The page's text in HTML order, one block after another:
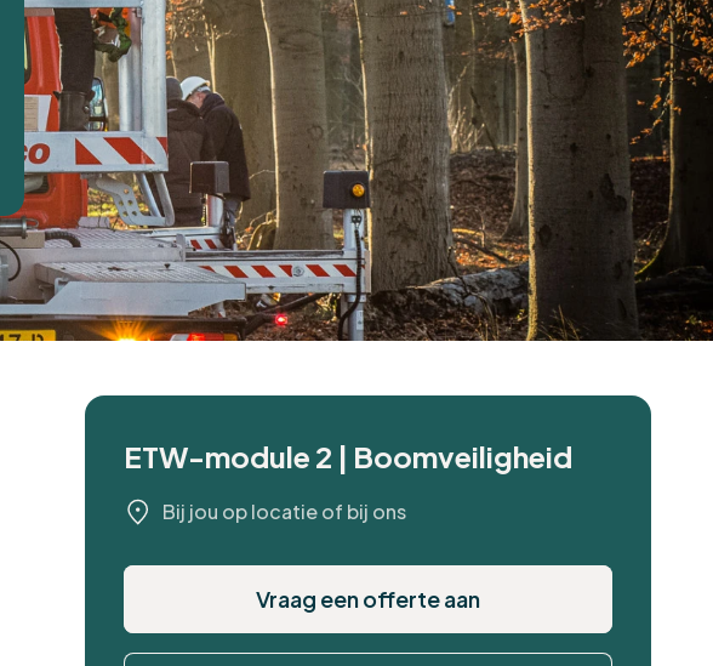
ETW-module 2 | Boomveiligheid
Bij jou op locatie of bij ons
Vraag een offerte aan